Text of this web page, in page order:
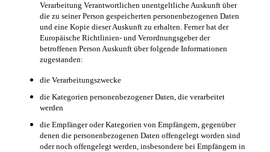
Verarbeitung Verantwortlichen unentgeltliche Auskunft über
die zu seiner Person gespeicherten personenbezogenen Daten
und eine Kopie dieser Auskunft zu erhalten. Ferner hat der
Europäische Richtlinien- und Verordnungsgeber der
betroffenen Person Auskunft über folgende Informationen
zugestanden:
die Verarbeitungszwecke
die Kategorien personenbezogener Daten, die verarbeitet
werden
die Empfänger oder Kategorien von Empfängern, gegenüber
denen die personenbezogenen Daten offengelegt worden sind
oder noch offengelegt werden, insbesondere bei Empfängern in